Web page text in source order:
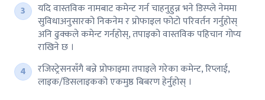
यदि वास्तविक नामबाट कमेन्ट गर्न चाहनुहुन्न भने डिस्प्ले नेममा
सुविधाअनुसारको निकनेम र प्रोफाइल फोटो परिवर्तन गर्नुहोस्
अनि ढुक्कले कमेन्ट गर्नहोस्, तपाइको वास्तविक पहिचान गोप्य
राखिने छ ।
रजिस्ट्रेसनसँगै बन्ने प्रोफाइमा तपाइले गरेका कमेन्ट, रिप्लाई,
लाइक/डिसलाइकको एकमुष्ठ बिबरण हेर्नुहोस् ।